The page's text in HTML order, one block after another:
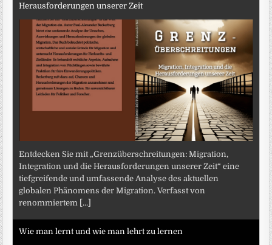
Herausforderungen unserer Zeit
Entdecken Sie mit „Grenzüberschreitungen: Migration,
Integration und die Herausforderungen unserer Zeit“ eine
tiefgreifende und umfassende Analyse des aktuellen
globalen Phänomens der Migration. Verfasst von
renommiertem [...]
Wie man lernt und wie man lehrt zu lernen